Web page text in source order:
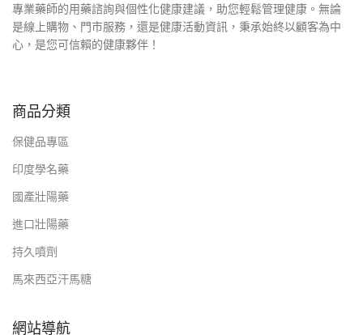
專業藥師的用藥諮詢與個性化健康建議，助您輕鬆管理健康。無論
是線上購物、門市服務，還是健康活動資訊，秉承始終以顧客為中
心，是您可信賴的健康夥伴！
商品分類
保健品專區
印度學名藥
國產壯陽藥
進口壯陽藥
持久噴劑
馬來西亞汗馬糖
網站導航